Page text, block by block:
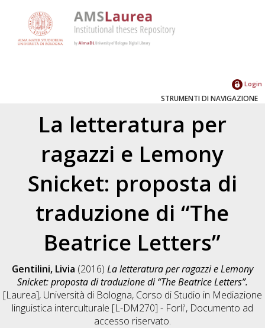
Login
STRUMENTI DI NAVIGAZIONE
La letteratura per
ragazzi e Lemony
Snicket: proposta di
traduzione di “The
Beatrice Letters”
Gentilini, Livia (2016) La letteratura per ragazzi e Lemony
Snicket: proposta di traduzione di “The Beatrice Letters”.
[Laurea], Università di Bologna, Corso di Studio in Mediazione
linguistica interculturale [L-DM270] - Forli', Documento ad
accesso riservato.